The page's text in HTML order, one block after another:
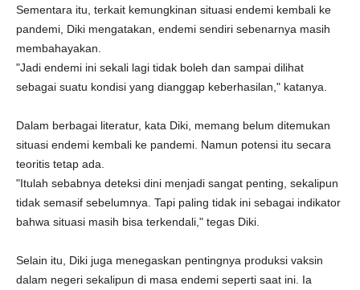
Sementara itu, terkait kemungkinan situasi endemi kembali ke
pandemi, Diki mengatakan, endemi sendiri sebenarnya masih
membahayakan.
"Jadi endemi ini sekali lagi tidak boleh dan sampai dilihat
sebagai suatu kondisi yang dianggap keberhasilan," katanya.
Dalam berbagai literatur, kata Diki, memang belum ditemukan
situasi endemi kembali ke pandemi. Namun potensi itu secara
teoritis tetap ada.
"Itulah sebabnya deteksi dini menjadi sangat penting, sekalipun
tidak semasif sebelumnya. Tapi paling tidak ini sebagai indikator
bahwa situasi masih bisa terkendali," tegas Diki.
Selain itu, Diki juga menegaskan pentingnya produksi vaksin
dalam negeri sekalipun di masa endemi seperti saat ini. Ia